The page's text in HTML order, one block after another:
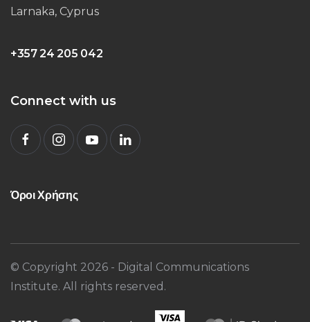
Larnaka, Cyprus
+357 24 205 042
Connect with us
Όροι Χρήσης
© Copyright 2026 - Digital Communications
Institute. All rights reserved.